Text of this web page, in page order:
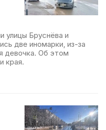
улицы Бруснёва и
две иномарки, из-за
девочка. Об этом
края.